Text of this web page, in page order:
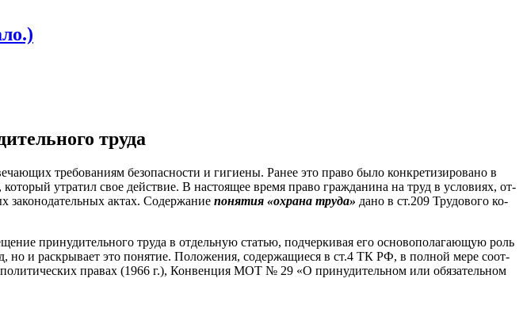
тру­да
тре­бова­ни­ям бе­зопас­ности и ги­ги­ены. Ра­нее это пра­во бы­ло кон­кре­тизи­рова­но в
ут­ра­тил свое дей­ствие. В нас­то­ящее вре­мя пра­во граж­да­нина на труд в ус­ло­ви­ях, от­
за­коно­датель­ных ак­тах. Со­дер­жа­ние по­нятия «ох­ра­на тру­да» да­но в ст.209 Тру­дово­го ко­
при­нуди­тель­но­го тру­да в от­дель­ную статью, под­черки­вая его ос­но­вопо­лага­ющую роль
но и рас­кры­ва­ет это по­нятие. По­ложе­ния, со­дер­жа­щи­еся в ст.4 ТК РФ, в пол­ной ме­ре со­от­
пра­вах (1966 г.), Кон­венция МОТ № 29 «О при­нуди­тель­ном или обя­затель­ном